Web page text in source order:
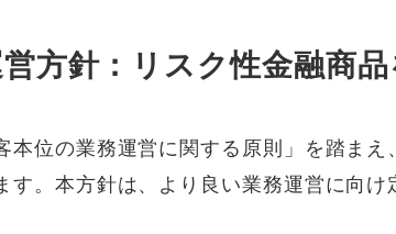
方針：リスク性金融商
本位の業務運営に関する原則」を踏ま
。本方針は、より良い業務運営に向